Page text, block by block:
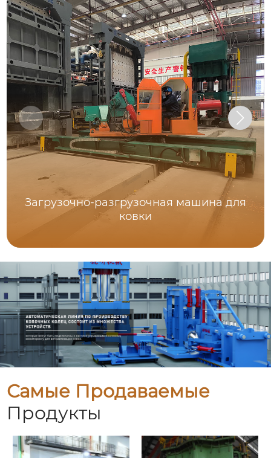
Загрузочно-разгрузочная машина для
ковки
Самые Продаваемые
Продукты